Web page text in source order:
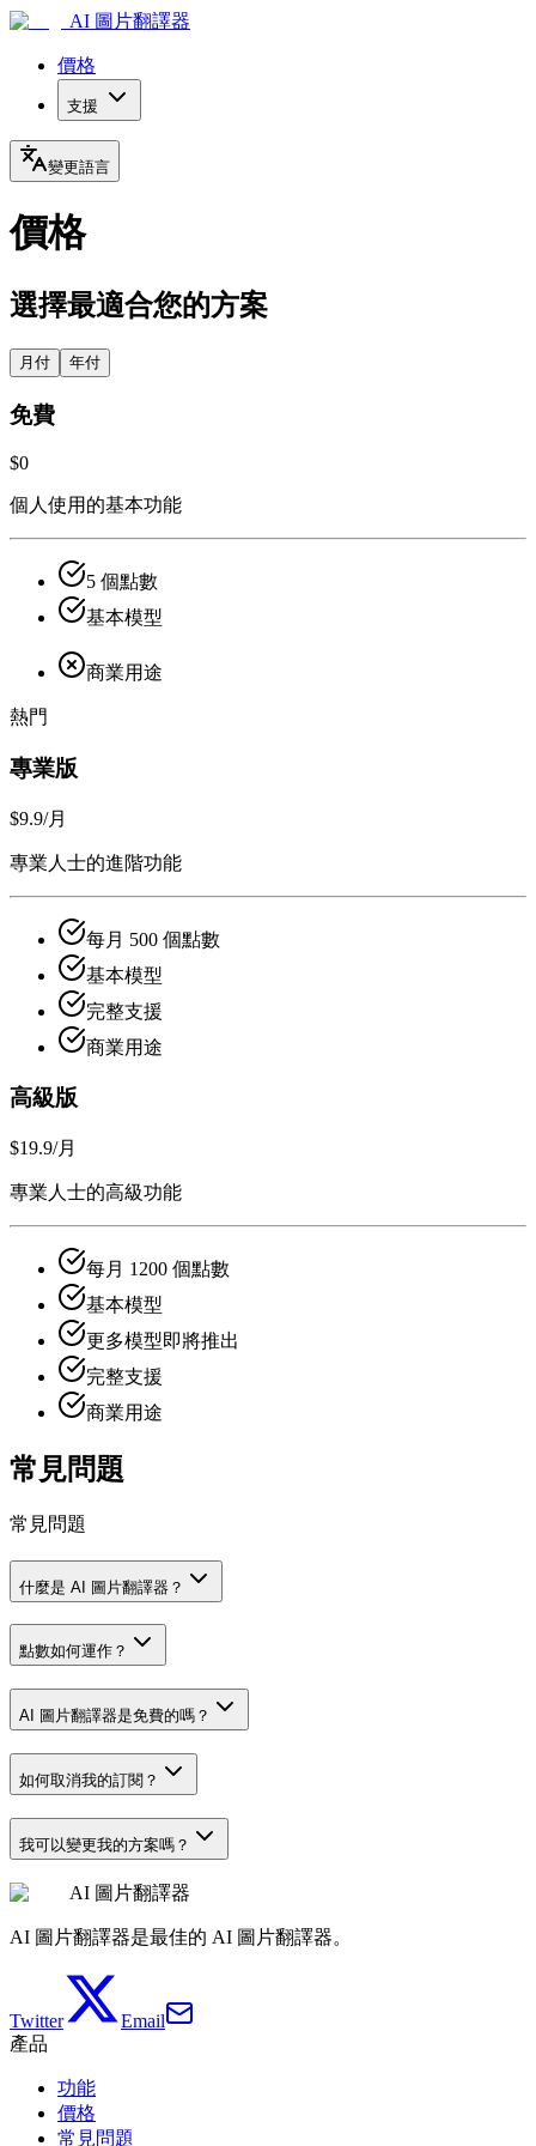
AI 圖片翻譯器
價格
支援
變更語言
價格
選擇最適合您的方案
月付 年付
免費
$0
個人使用的基本功能
5 個點數
基本模型
商業用途
熱門
專業版
$9.9/月
專業人士的進階功能
每月 500 個點數
基本模型
完整支援
商業用途
高級版
$19.9/月
專業人士的高級功能
每月 1200 個點數
基本模型
更多模型即將推出
完整支援
商業用途
常見問題
常見問題
什麼是 AI 圖片翻譯器？
點數如何運作？
AI 圖片翻譯器是免費的嗎？
如何取消我的訂閱？
我可以變更我的方案嗎？
AI 圖片翻譯器
AI 圖片翻譯器是最佳的 AI 圖片翻譯器。
Twitter
Email
產品
功能
價格
常見問題